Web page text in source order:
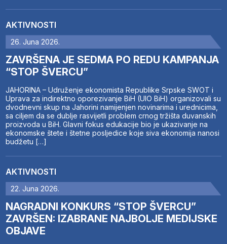
AKTIVNOSTI
26. Juna 2026.
ZAVRŠENA JE SEDMA PO REDU KAMPANJA
“STOP ŠVERCU”
JAHORINA – Udruženje ekonomista Republike Srpske SWOT i
Uprava za indirektno oporezivanje BiH (UIO BiH) organizovali su
dvodnevni skup na Jahorini namijenjen novinarima i urednicima,
sa ciljem da se dublje rasvijetli problem crnog tržišta duvanskih
proizvoda u BiH. Glavni fokus edukacije bio je ukazivanje na
ekonomske štete i štetne posljedice koje siva ekonomija nanosi
budžetu […]
AKTIVNOSTI
22. Juna 2026.
NAGRADNI KONKURS “STOP ŠVERCU”
ZAVRŠEN: IZABRANE NAJBOLJE MEDIJSKE
OBJAVE